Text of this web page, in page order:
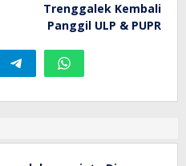
Trenggalek Kembali
Panggil ULP & PUPR